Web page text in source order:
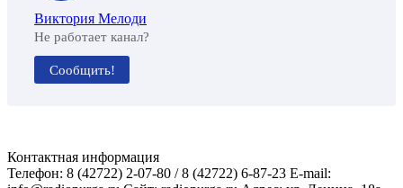
Виктория Мелоди
Не работает канал?
Сообщить!
Контактная информация
Телефон: 8 (42722) 2-07-80 / 8 (42722) 6-87-23 E-mail: